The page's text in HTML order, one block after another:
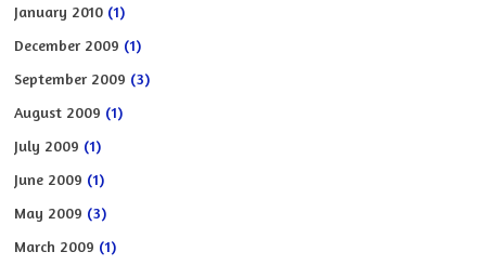
January 2010 (1)
December 2009 (1)
September 2009 (3)
August 2009 (1)
July 2009 (1)
June 2009 (1)
May 2009 (3)
March 2009 (1)